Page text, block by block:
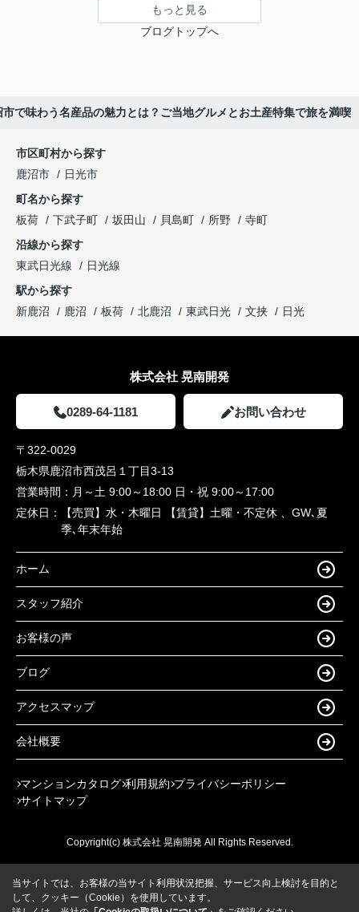
もっと見る
ブログトップへ
市で味わう名産品の魅力とは？ご当地グルメとお土産特集で旅を満喫
市区町村から探す
鹿沼市
日光市
町名から探す
板荷
下武子町 坂田山 貝島町 所野
寺町
沿線から探す
東武日光線
日光線
駅から探す
新鹿沼
鹿沼 板荷 北鹿沼 東武日光 文挟 日光
株式会社 晃南開発
0289-64-1181 お問い合わせ
〒322-0029
栃木県鹿沼市西茂呂１丁目3-13
営業時間： 月～土 9:00～18:00 日・祝 9:00～17:00
定休日：
【売買】水・木曜日 【賃貸】土曜・不定休 、GW､夏
季､年末年始
ホーム
スタッフ紹介
お客様の声
ブログ
アクセスマップ
会社概要
マンションカタログ 利用規約 プライバシーポリシー
サイトマップ
Copyright(c) 株式会社 晃南開発 All Rights Reserved.
当サイトでは、お客様の当サイト利用状況把握、サービス向上検討を目的と
して、クッキー（Cookie）を使用しています。